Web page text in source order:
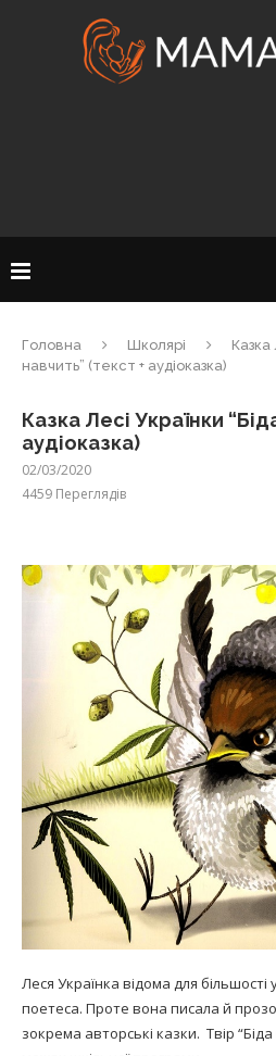
Головна Школярі
Казка
навчить” (текст + аудіоказка)
Казка Лесі Українки
аудіоказка)
02/03/2020
4459 Переглядів
Леся Українка відома для більшості
поетеса. Проте вона писала й
зокрема авторські казки. Твір